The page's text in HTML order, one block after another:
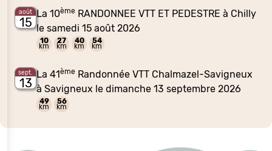
août
15
La 10ème RANDONNEE VTT ET PEDESTRE à Chilly
le samedi 15 août 2026
10
km
27
km
40
km
54
km
sept.
13
La 41ème Randonnée VTT Chalmazel-Savigneux
à Savigneux le dimanche 13 septembre 2026
49
km
56
km